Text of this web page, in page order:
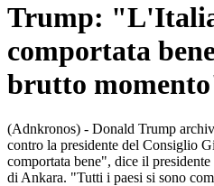
Trump:
comportata
brutto
(Adnkronos) - Donald Trump
contro la presidente del Consiglio
comportata bene", dice il
di Ankara. "Tutti i paesi si sono